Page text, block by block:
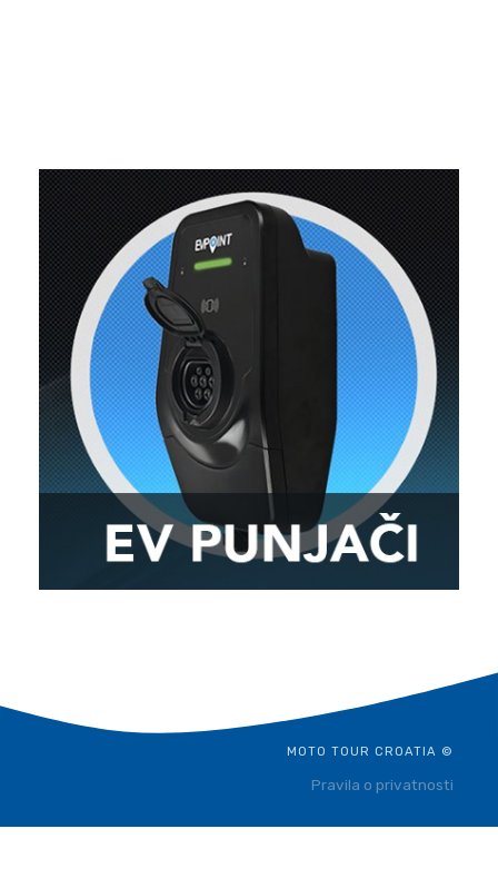
MOTO TOUR CROATIA ©
Pravila o privatnosti